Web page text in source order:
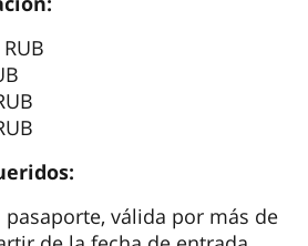
a la universidad
(ruso, biología, química,
química)
(ruso, matemáticas,
historia)